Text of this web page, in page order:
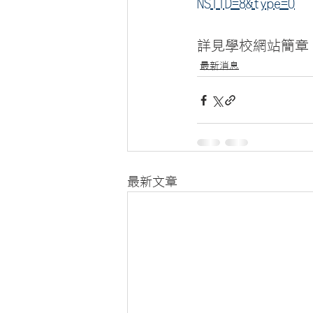
NSIID=8&type=0
詳見學校網站簡章
最新消息
最新文章